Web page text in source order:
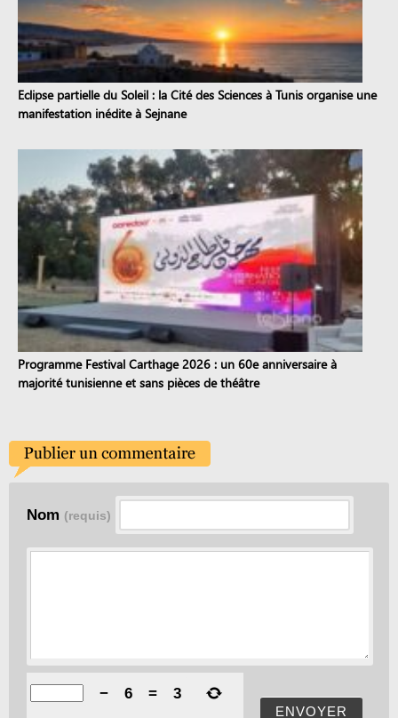
Eclipse partielle du Soleil : la Cité des Sciences à Tunis organise une
manifestation inédite à Sejnane
Programme Festival Carthage 2026 : un 60e anniversaire à
majorité tunisienne et sans pièces de théâtre
Nom (requis)
ENVOYER
− 6 = 3